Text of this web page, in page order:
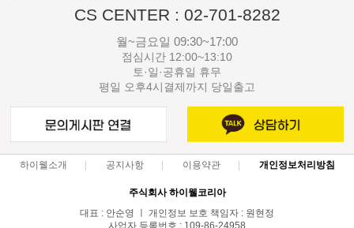
CS CENTER : 02-701-8282
월~금요일 09:30~17:00
점심시간 12:00~13:10
토·일·공휴일 휴무
평일 오후4시결제까지 당일출고
하이웰소개 공지사항 이용약관 개인정보처리방침
주식회사 하이웰코리아
대표 : 안순영 ㅣ 개인정보 보호 책임자 : 원현정
사업자 등록번호 : 109-86-24958